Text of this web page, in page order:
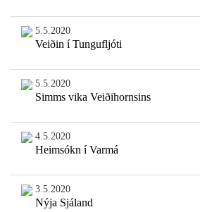
5.5.2020
Veiðin í Tungufljóti
5.5.2020
Simms vika Veiðihornsins
4.5.2020
Heimsókn í Varmá
3.5.2020
Nýja Sjáland